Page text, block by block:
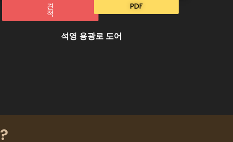
견
적
PDF
석영 용광로 도어